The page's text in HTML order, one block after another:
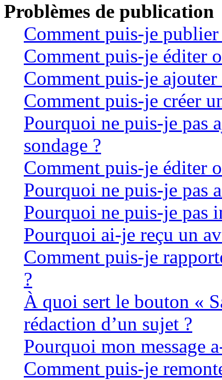
Problèmes de publication
Comment puis-je
Comment puis-je éditer
Comment puis-je ajouter
Comment puis-je créer
Pourquoi ne puis-je pas
sondage ?
Comment puis-je éditer
Pourquoi ne puis-je pas
Pourquoi ne puis-je pas
Pourquoi ai-je reçu un
Comment puis-je
?
À quoi sert le bouton «
rédaction d’un sujet ?
Pourquoi mon message
Comment puis-je